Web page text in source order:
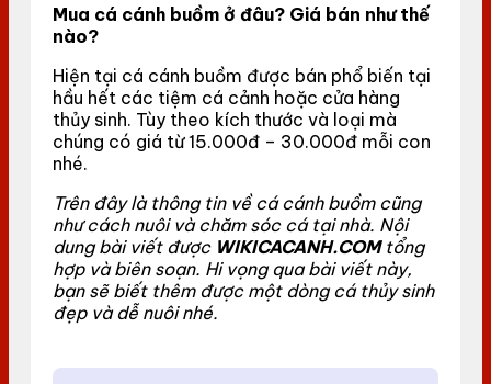
Mua cá cánh buồm ở đâu? Giá bán như thế
nào?
Hiện tại cá cánh buồm được bán phổ biến tại
hầu hết các tiệm cá cảnh hoặc cửa hàng
thủy sinh. Tùy theo kích thước và loại mà
chúng có giá từ 15.000đ – 30.000đ mỗi con
nhé.
Trên đây là thông tin về cá cánh buồm cũng
như cách nuôi và chăm sóc cá tại nhà. Nội
dung bài viết được WIKICACANH.COMtổng
hợp và biên soạn. Hi vọng qua bài viết này,
bạn sẽ biết thêm được một dòng cá thủy sinh
đẹp và dễ nuôi nhé.